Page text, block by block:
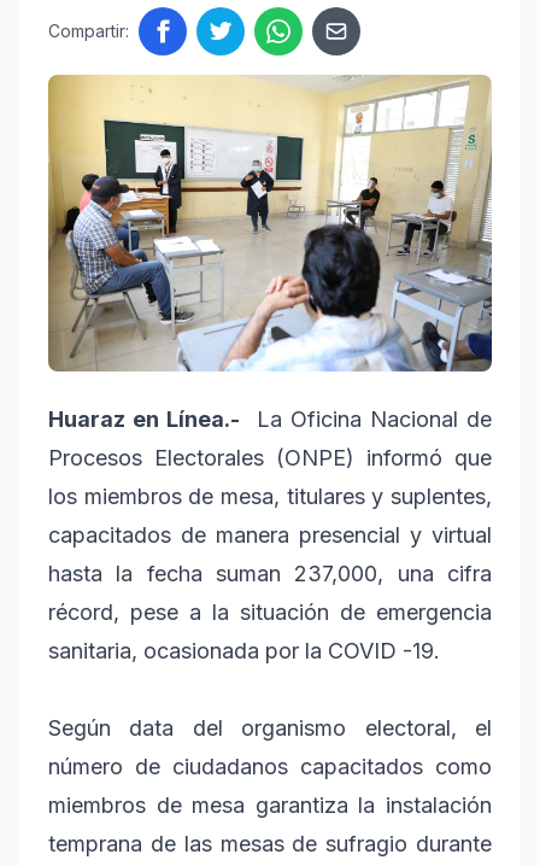
Compartir:
Huaraz en Línea.-
La Oficina Nacional de
Procesos Electorales (ONPE) informó que
los miembros de mesa, titulares y suplentes,
capacitados de manera presencial y virtual
hasta la fecha suman 237,000, una cifra
récord, pese a la situación de emergencia
sanitaria, ocasionada por la COVID -19.
Según data del organismo electoral, el
número de ciudadanos capacitados como
miembros de mesa garantiza la instalación
temprana de las mesas de sufragio durante